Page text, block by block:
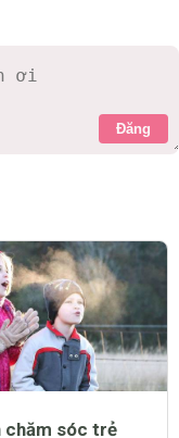
Đăng
chăm sóc trẻ